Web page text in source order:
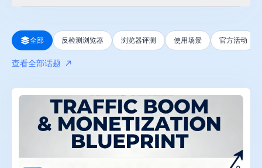
最近 24 小时
最近一周
最近一月
最近一年
全部 反检测浏览器 浏览器评测 使用场景 官方活动
查看全部话题